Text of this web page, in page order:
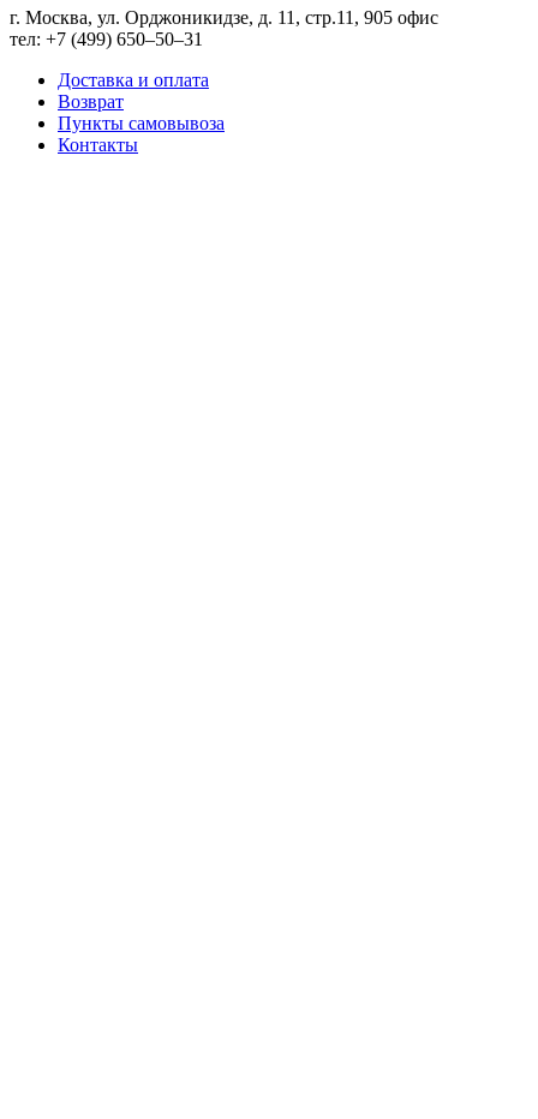
г. Москва, ул. Орджоникидзе, д. 11, стр.11, ​905 офис
тел: +7 (499) 650‒50‒31
Доставка и оплата
Возврат
Пункты самовывоза
Контакты